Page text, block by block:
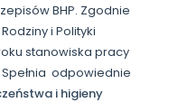
BHP. Zgodnie
i Polityki
stanowiska pracy
odpowiednie
i higieny